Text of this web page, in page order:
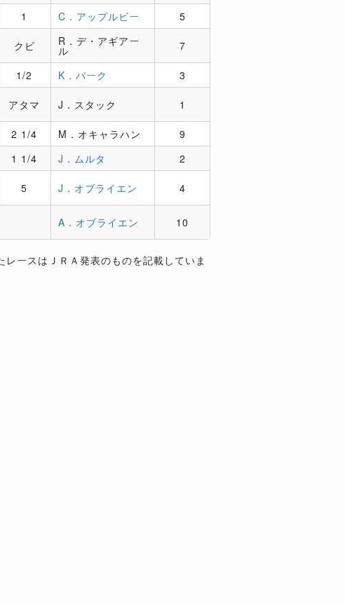
1 C．アップルビー 5
クビ R．デ・アギアー
ル 7
1/2 K．バーク 3
アタマ J．スタック 1
2 1/4 M．オキャラハン
9
1 1/4 J．ムルタ 2
5 J．オブライエン 4
A．オブライエン 10
ースはＪＲＡ発表のものを記載していま